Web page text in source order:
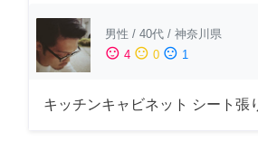
男性 / 40代 / 神奈川県
sentiment_satisfied 4 sentiment_neutral 0 sentiment_dissatisfied 1
キッチンキャビネット シート張